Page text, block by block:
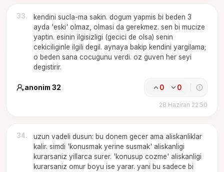
33.
kendini sucla-ma sakin. dogum yapmis bi beden 3
ayda 'eski' olmaz, olmasi da gerekmez. sen bi mucize
yaptin. esinin ilgisizligi (gecici de olsa) senin
cekiciliginle ilgili degil. aynaya bakip kendini yargilama;
o beden sana cocugunu verdi. oz guven her seyi
degistirir.
anonim 32 0 0
28 Haziran 22:50
34.
uzun vadeli dusun: bu donem gecer ama aliskanliklar
kalir. simdi 'konusmak yerine susmak' aliskanligi
kurarsaniz yillarca surer. 'konusup cozme' aliskanligi
kurarsaniz omur boyu ise yarar. yani bu sadece bi